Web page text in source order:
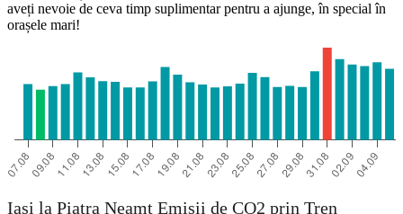
aveți nevoie de ceva timp suplimentar pentru a ajunge, în special în
orașele mari!
Iaşi la Piatra Neamţ Emisii de CO2 prin Tren